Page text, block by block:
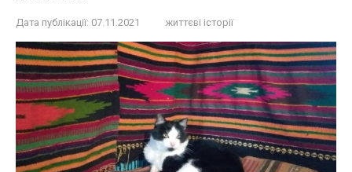
Дата публікації: 07.11.2021 життєві історії